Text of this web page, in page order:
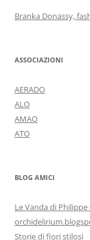
Branka Donassy,
ASSOCIAZIONI
AERADO
ALO
AMAO
ATO
BLOG AMICI
Le Vanda di
Storie di fiori stilosi